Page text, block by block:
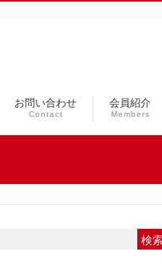
お問い合わせ
Contact
会員紹介
Members